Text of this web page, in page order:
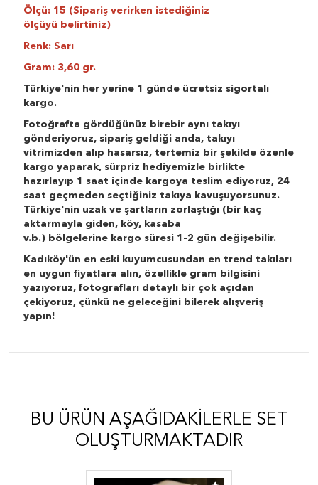
Ölçü: 15 (Sipariş verirken istediğiniz
ölçüyü belirtiniz)
Renk: Sarı
Gram: 3,60 gr.
Türkiye'nin her yerine 1 günde ücretsiz sigortalı
kargo.
Fotoğrafta gördüğünüz birebir aynı takıyı
gönderiyoruz, sipariş geldiği anda, takıyı
vitrimizden alıp hasarsız, tertemiz bir şekilde özenle
kargo yaparak, sürpriz hediyemizle birlikte
hazırlayıp 1 saat içinde kargoya teslim ediyoruz, 24
saat geçmeden seçtiğiniz takıya kavuşuyorsunuz.
Türkiye'nin uzak ve şartların zorlaştığı (bir kaç
aktarmayla giden, köy, kasaba
v.b.) bölgelerine kargo süresi 1-2 gün değişebilir.
Kadıköy'ün en eski kuyumcusundan en trend takıları
en uygun fiyatlara alın, özellikle gram bilgisini
yazıyoruz, fotografları detaylı bir çok açıdan
çekiyoruz, çünkü ne geleceğini bilerek alışveriş
yapın!
BU ÜRÜN AŞAĞIDAKILERLE SET
OLUŞTURMAKTADIR